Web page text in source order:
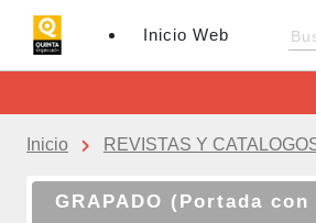
Inicio Web
Inicio REVISTAS Y
GRAPADO (Portada